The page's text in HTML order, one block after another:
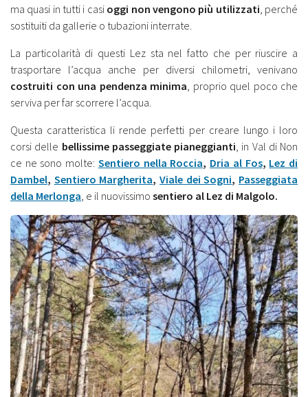
ma quasi in tutti i casi oggi non vengono più utilizzati , perché
sostituiti da gallerie o tubazioni interrate.
La particolarità di questi Lez sta nel fatto che per riuscire a
trasportare l’acqua anche per diversi chilometri, venivano
costruiti con una pendenza minima , proprio quel poco che
serviva per far scorrere l’acqua.
Questa caratteristica li rende perfetti per creare lungo i loro
corsi delle bellissime passeggiate pianeggianti , in Val di Non
ce ne sono molte: Sentiero nella Roccia, Dria al Fos, Lez di
Dambel, Sentiero Margherita,Viale dei Sogni, Passeggiata
della Merlonga , e il nuovissimo sentiero al Lez di Malgolo.